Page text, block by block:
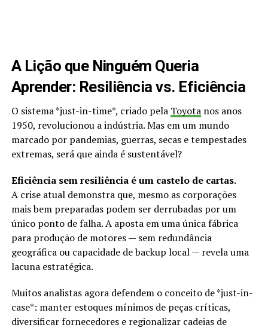
A Lição que Ninguém Queria
Aprender: Resiliência vs. Eficiência
O sistema *just-in-time*, criado pela Toyotanos anos
1950, revolucionou a indústria. Mas em um mundo
marcado por pandemias, guerras, secas e tempestades
extremas, será que ainda é sustentável?
Eficiência sem resiliência é um castelo de cartas.
A crise atual demonstra que, mesmo as corporações
mais bem preparadas podem ser derrubadas por um
único ponto de falha. A aposta em uma única fábrica
para produção de motores — sem redundância
geográfica ou capacidade de backup local — revela uma
lacuna estratégica.
Muitos analistas agora defendem o conceito de *just-in-
case*: manter estoques mínimos de peças críticas,
diversificar fornecedores e regionalizar cadeias de